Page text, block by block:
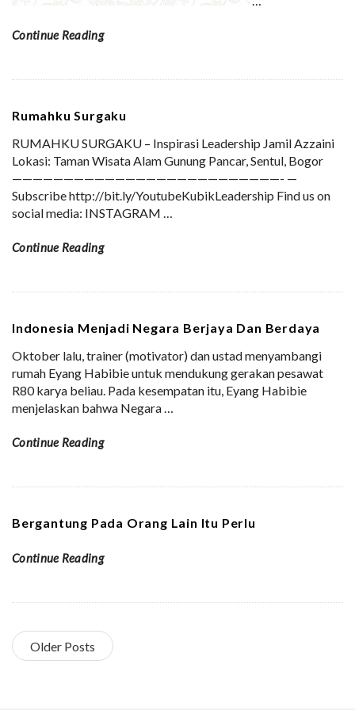
Continue Reading
Rumahku Surgaku
RUMAHKU SURGAKU – Inspirasi Leadership Jamil Azzaini
Lokasi: Taman Wisata Alam Gunung Pancar, Sentul, Bogor
——————————————————————————- —
Subscribe http://bit.ly/YoutubeKubikLeadership Find us on
social media: INSTAGRAM …
Continue Reading
Indonesia Menjadi Negara Berjaya Dan Berdaya
Oktober lalu, trainer (motivator) dan ustad menyambangi
rumah Eyang Habibie untuk mendukung gerakan pesawat
R80 karya beliau. Pada kesempatan itu, Eyang Habibie
menjelaskan bahwa Negara…
Continue Reading
Bergantung Pada Orang Lain Itu Perlu
Continue Reading
Older Posts